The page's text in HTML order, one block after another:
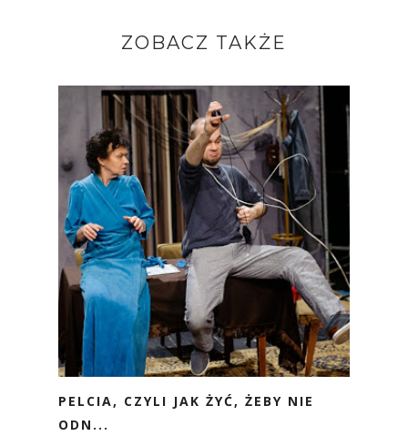
ZOBACZ TAKŻE
PELCIA, CZYLI JAK ŻYĆ, ŻEBY NIE
ODN...